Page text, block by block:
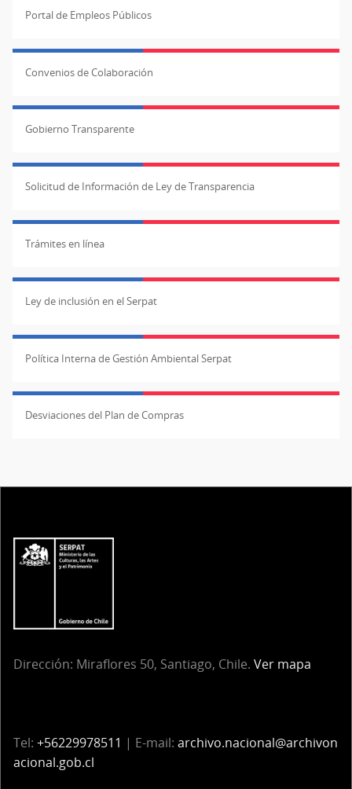
Portal de Empleos Públicos
Convenios de Colaboración
Gobierno Transparente
Solicitud de Información de Ley de Transparencia
Trámites en línea
Ley de inclusión en el Serpat
Política Interna de Gestión Ambiental Serpat
Desviaciones del Plan de Compras
Dirección: Miraflores 50, Santiago, Chile. Ver mapa
Tel: +56229978511 | E-mail: archivo.nacional@archivon
acional.gob.cl